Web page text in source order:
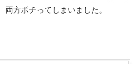
両方ポチってしまいました。